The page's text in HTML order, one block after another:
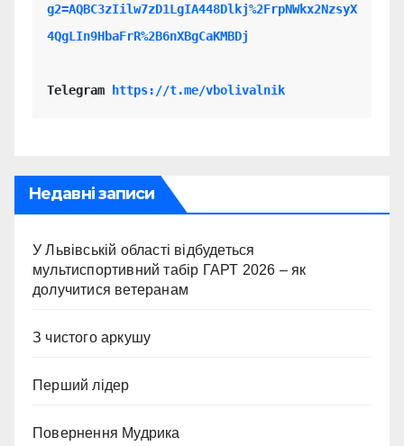
g2=AQBC3zIilw7zD1LgIA448Dlkj%2FrpNWkx2NzsyX
4QgLIn9HbaFrR%2B6nXBgCaKMBDj
Telegram https://t.me/vbolivalnik
Недавні записи
У Львівській області відбудеться
мультиспортивний табір ГАРТ 2026 – як
долучитися ветеранам
З чистого аркушу
Перший лідер
Повернення Мудрика